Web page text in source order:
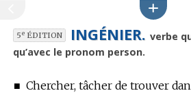
5eÉDITION INGÉNIER. verbe
qu’avec le pronom person.
■ Chercher, tâcher de trouver